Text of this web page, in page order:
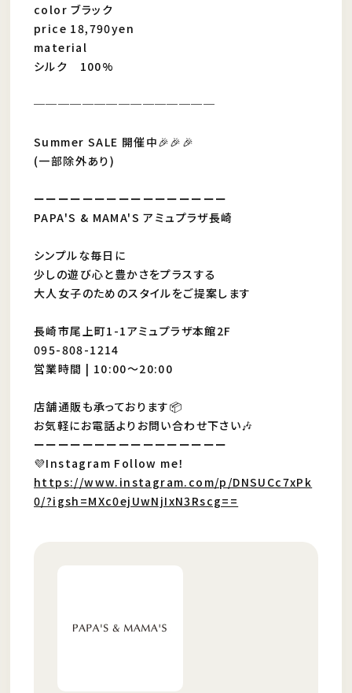
color ブラック
price 18,790yen
material
シルク 100%
───────────────
Summer SALE 開催中🎉🎉🎉
(一部除外あり)
ーーーーーーーーーーーーーーーー
PAPA'S & MAMA'S アミュプラザ長崎
シンプルな毎日に
少しの遊び心と豊かさをプラスする
大人女子のためのスタイルをご提案します
長崎市尾上町1-1アミュプラザ本館2F
095-808-1214
営業時間 | 10:00〜20:00
店舗通販も承っております📦
お気軽にお電話よりお問い合わせ下さい🎶
ーーーーーーーーーーーーーーーー
💜Instagram Follow me！
https://www.instagram.com/p/DNSUCc7xPk
0/?igsh=MXc0ejUwNjIxN3Rscg==